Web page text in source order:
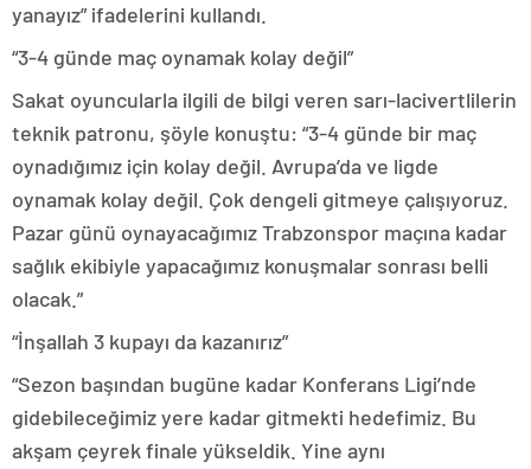
yanayız” ifadelerini kullandı.
“3-4 günde maç oynamak kolay değil”
Sakat oyuncularla ilgili de bilgi veren sarı-lacivertlilerin
teknik patronu, şöyle konuştu: “3-4 günde bir maç
oynadığımız için kolay değil. Avrupa’da ve ligde
oynamak kolay değil. Çok dengeli gitmeye çalışıyoruz.
Pazar günü oynayacağımız Trabzonspor maçına kadar
sağlık ekibiyle yapacağımız konuşmalar sonrası belli
olacak.”
“İnşallah 3 kupayı da kazanırız”
“Sezon başından bugüne kadar Konferans Ligi’nde
gidebileceğimiz yere kadar gitmekti hedefimiz. Bu
akşam çeyrek finale yükseldik. Yine aynı